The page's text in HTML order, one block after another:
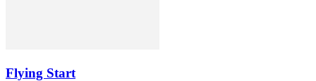
Flying Start